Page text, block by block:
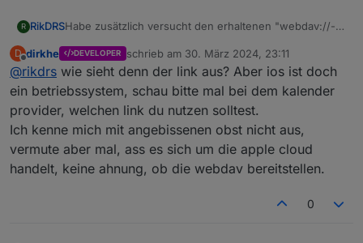
R RikDRSHabe zusätzlich versucht den erhaltenen "webdav://-
anstatt webcal, brachte allerdings leider auch kein
Ergebnis
D
Offline
dirkhe DEVELOPER schrieb am 30. März 2024, 23:11
zuletzt editiert von
@rikdrs wie sieht denn der link aus? Aber ios ist doch
ein betriebssystem, schau bitte mal bei dem kalender
provider, welchen link du nutzen solltest.
Ich kenne mich mit angebissenen obst nicht aus,
vermute aber mal, ass es sich um die apple cloud
handelt, keine ahnung, ob die webdav bereitstellen.
0